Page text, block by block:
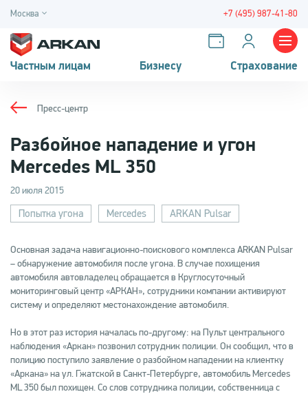
Москва +7 (495) 987-41-80
Частным лицам Бизнесу Страхование
Пресс-центр
Разбойное нападение и угон
Mercedes ML 350
20 июля 2015
Попытка угона Mercedes ARKAN Pulsar
Основная задача навигационно-поискового комплекса ARKAN Pulsar
– обнаружение автомобиля после угона. В случае похищения
автомобиля автовладелец обращается в Круглосуточный
мониторинговый центр «АРКАН», сотрудники компании активируют
систему и определяют местонахождение автомобиля.
Но в этот раз история началась по-другому: на Пульт центрального
наблюдения «Аркан» позвонил сотрудник полиции. Он сообщил, что в
полицию поступило заявление о разбойном нападении на клиентку
«Аркана» на ул. Гжатской в Санкт-Петербурге, автомобиль Mercedes
ML 350 был похищен. Со слов сотрудника полиции, собственница с